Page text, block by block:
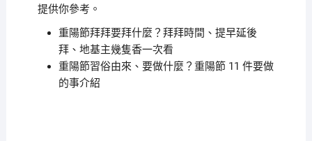
提供你參考。
重陽節拜拜要拜什麼？拜拜時間、提早延後
拜、地基主幾隻香一次看
重陽節習俗由來、要做什麼？重陽節 11 件要做
的事介紹